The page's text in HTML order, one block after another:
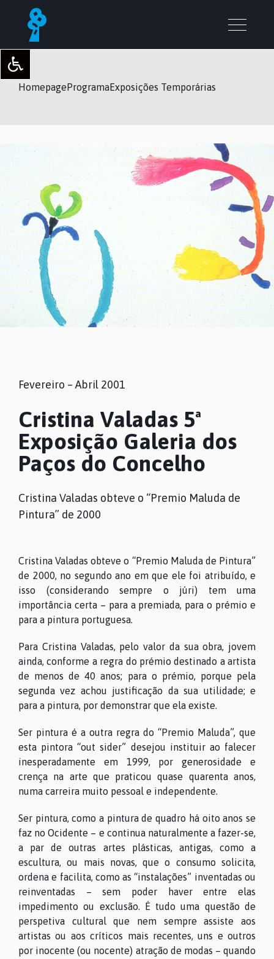
HomepageProgramaExposições Temporárias
Fevereiro – Abril 2001
Cristina Valadas 5ª
Exposição Galeria dos
Paços do Concelho
Cristina Valadas obteve o “Premio Maluda de
Pintura” de 2000
Cristina Valadas obteve o “Premio Maluda de Pintura”
de 2000, no segundo ano em que ele foi atribuído, e
isso (considerando sempre o júri) tem uma
importância certa – para a premiada, para o prémio e
para a pintura portuguesa.
Para Cristina Valadas, pelo valor da sua obra, jovem
ainda, conforme a regra do prémio destinado a artista
de menos de 40 anos; para o prémio, porque pela
segunda vez achou justificação da sua utilidade; e
para a pintura, por demonstrar que ela existe.
Ser pintura é a outra regra do “Premio Maluda”, que
esta pintora “out sider” desejou instituir ao falecer
inesperadamente em 1999, por generosidade e
crença na arte que praticou quase quarenta anos,
numa carreira muito pessoal e independente.
Ser pintura, como a pintura de quadro há oito anos se
faz no Ocidente – e continua naturalmente a fazer-se,
a par de outras artes plásticas, antigas, como a
escultura, ou mais novas, que o consumo solicita,
ordena e facilita, como as “instalações” inventadas ou
reinventadas – sem poder haver entre elas
impedimento ou exclusão. É tudo uma questão de
perspetiva cultural que nem sempre assiste aos
artistas ou aos críticos mais recentes, uns e outros
por inocente (ou nocente) atração de modas – quando